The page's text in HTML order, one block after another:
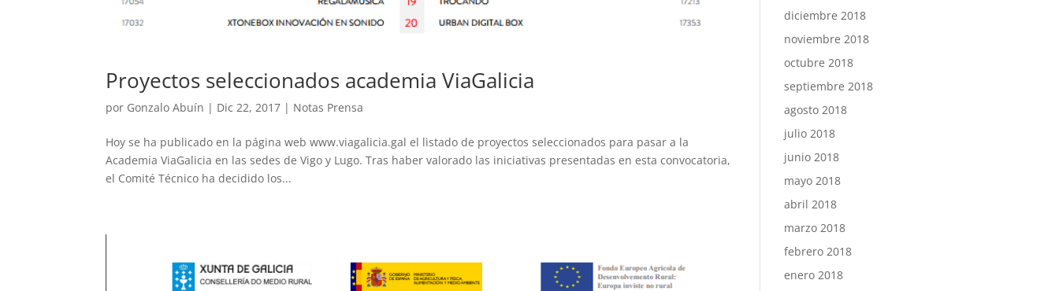
Proyectos seleccionados academia ViaGalicia
por Gonzalo Abuín | Dic 22, 2017 | Notas Prensa
Hoy se ha publicado en la página web www.viagalicia.gal el listado de proyectos seleccionados para pasar a la
Academia ViaGalicia en las sedes de Vigo y Lugo. Tras haber valorado las iniciativas presentadas en esta convocatoria,
el Comité Técnico ha decidido los...
diciembre 2018
noviembre 2018
octubre 2018
septiembre 2018
agosto 2018
julio 2018
junio 2018
mayo 2018
abril 2018
marzo 2018
febrero 2018
enero 2018